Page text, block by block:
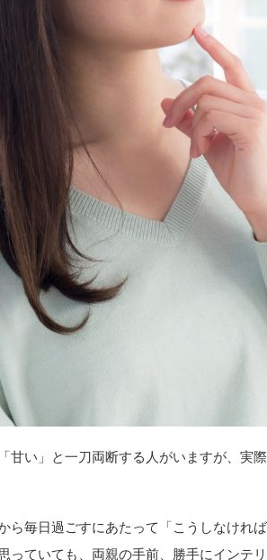
甘い」と一刀両断する人がいますが、実
ら毎日過ごすにあたって「こうしなけれ
っていても、両親の手前、勝手にインテ